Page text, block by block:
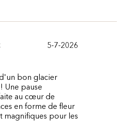
5-7-2026
bon glacier
Une pause
au cœur de
en forme de fleur
magnifiques pour les